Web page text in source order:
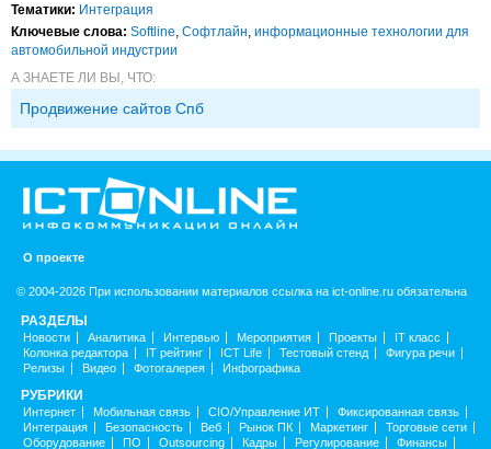
Тематики: Интеграция
Ключевые слова: Softline Софтлайн информационные технологии для
автомобильной индустрии
А ЗНАЕТЕ ЛИ ВЫ, ЧТО:
Продвижение сайтов Спб
О проекте
© 2004-2026 При использовании материалов ссылка на ict-online.ru обязательна
РАЗДЕЛЫ
Новости Аналитика Интервью Мероприятия Проекты
IT класс
Колонка редактора
IT рейтинг ICT Life Тестовый стенд
Фигура речи
Релизы
Видео Фотогалерея Инфографика
РУБРИКИ
Интернет Мобильная связь CIO/Управление ИТ
Фиксированная связь
Интеграция
Безопасность Веб Рынок ПК Маркетинг
Торговые сети
Оборудование
ПО Outsourcing Кадры Регулирование Финансы